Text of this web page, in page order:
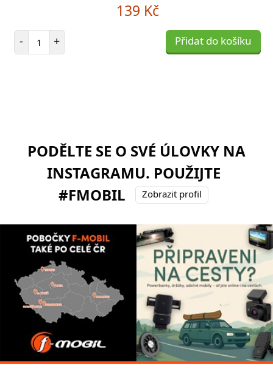
139 Kč
- Počet položek
+ Přidat do košíku
PODĚLTE SE O SVÉ ÚLOVKY NA
INSTAGRAMU. POUŽIJTE
#FMOBIL
Zobrazit profil